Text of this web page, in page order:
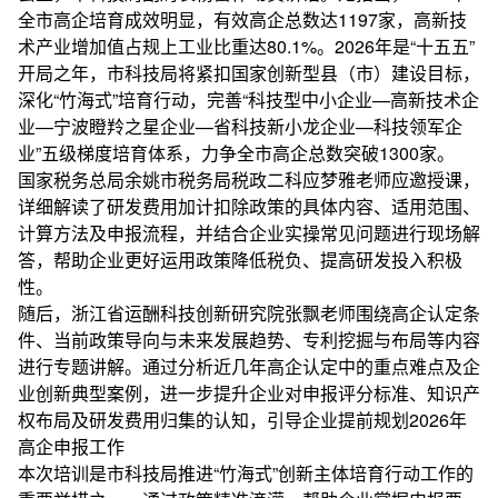
全市高企培育成效明显，有效高企总数达1197家，高新技
术产业增加值占规上工业比重达80.1%。2026年是“十五五”
开局之年，市科技局将紧扣国家创新型县（市）建设目标，
深化“竹海式”培育行动，完善“科技型中小企业—高新技术企
业—宁波瞪羚之星企业—省科技新小龙企业—科技领军企
业”五级梯度培育体系，力争全市高企总数突破1300家。
国家税务总局余姚市税务局税政二科应梦雅老师应邀授课，
详细解读了研发费用加计扣除政策的具体内容、适用范围、
计算方法及申报流程，并结合企业实操常见问题进行现场解
答，帮助企业更好运用政策降低税负、提高研发投入积极
性。
随后，浙江省运酬科技创新研究院张飘老师围绕高企认定条
件、当前政策导向与未来发展趋势、专利挖掘与布局等内容
进行专题讲解。通过分析近几年高企认定中的重点难点及企
业创新典型案例，进一步提升企业对申报评分标准、知识产
权布局及研发费用归集的认知，引导企业提前规划2026年
高企申报工作
本次培训是市科技局推进“竹海式”创新主体培育行动工作的